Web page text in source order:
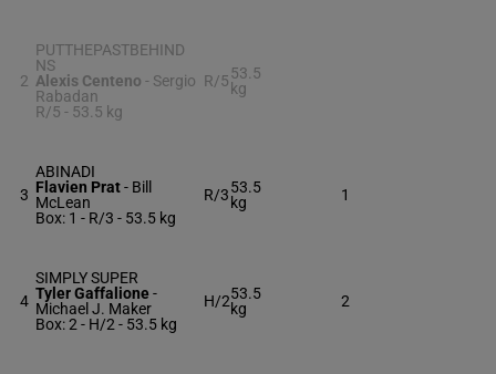
2
PUTTHEPASTBEHIND
NS
Alexis Centeno - Sergio
Rabadan
R/5 - 53.5 kg
R/553.5
kg
3
ABINADI
Flavien Prat- Bill
McLean
Box: 1 - R/3 - 53.5 kg
R/353.5
kg
1
4
SIMPLY SUPER
Tyler Gaffalione-
Michael J. Maker
Box: 2 - H/2 - 53.5 kg
H/253.5
kg
2